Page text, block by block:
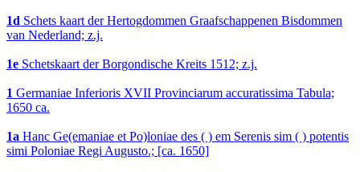
1d Schets kaart der Hertogdommen Graafschappenen Bisdommen
van Nederland; z.j.
1e Schetskaart der Borgondische Kreits 1512; z.j.
1 Germaniae Inferioris XVII Provinciarum accuratissima Tabula;
1650 ca.
1a Hanc Ge(emaniae et Po)loniae des ( ) em Serenis sim ( ) potentis
simi Poloniae Regi Augusto.; [ca. 1650]